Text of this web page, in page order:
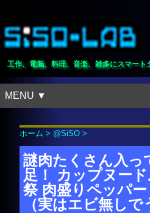
工作、電脳、料理、音楽、雑多にスマート
MENU ▼
ホーム > @SiSO >
謎肉たくさん入っ
足！ カップヌー
祭 肉盛りペッパー
（実はエビ無し